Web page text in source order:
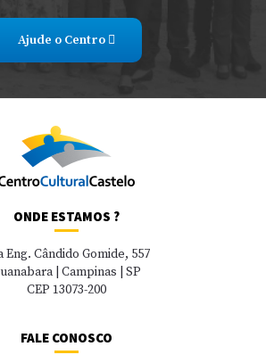
Ajude o Centro
ONDE ESTAMOS ?
Eng. Cândido Gomide, 557
| Campinas | SP
CEP 13073-200
FALE CONOSCO